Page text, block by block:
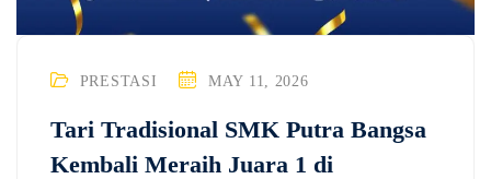
PRESTASI MAY 11, 2026
Tari Tradisional SMK Putra Bangsa
Kembali Meraih Juara 1 di